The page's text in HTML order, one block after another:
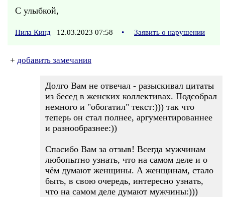
С улыбкой,
Нила Кинд 12.03.2023 07:58 • Заявить о нарушении
+ добавить замечания
Долго Вам не отвечал - разыскивал цитаты
из бесед в женских коллективах. Подсобрал
немного и "обогатил" текст:))) так что
теперь он стал полнее, аргументированнее
и разнообразнее:))
Спасибо Вам за отзыв! Всегда мужчинам
любопытно узнать, что на самом деле и о
чём думают женщины. А женщинам, стало
быть, в свою очередь, интересно узнать,
что на самом деле думают мужчины:)))